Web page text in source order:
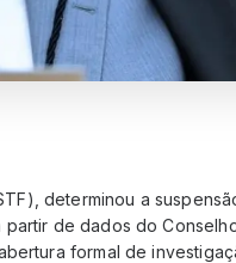
determinou a
de dados do
formal de